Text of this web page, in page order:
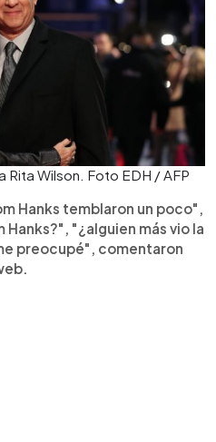
Rita Wilson. Foto EDH / AFP
Hanks temblaron un poco",
Hanks?", "¿alguien más vio la
preocupé", comentaron